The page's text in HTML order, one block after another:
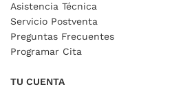
Asistencia Técnica
Servicio Postventa
Preguntas Frecuentes
Programar Cita
TU CUENTA